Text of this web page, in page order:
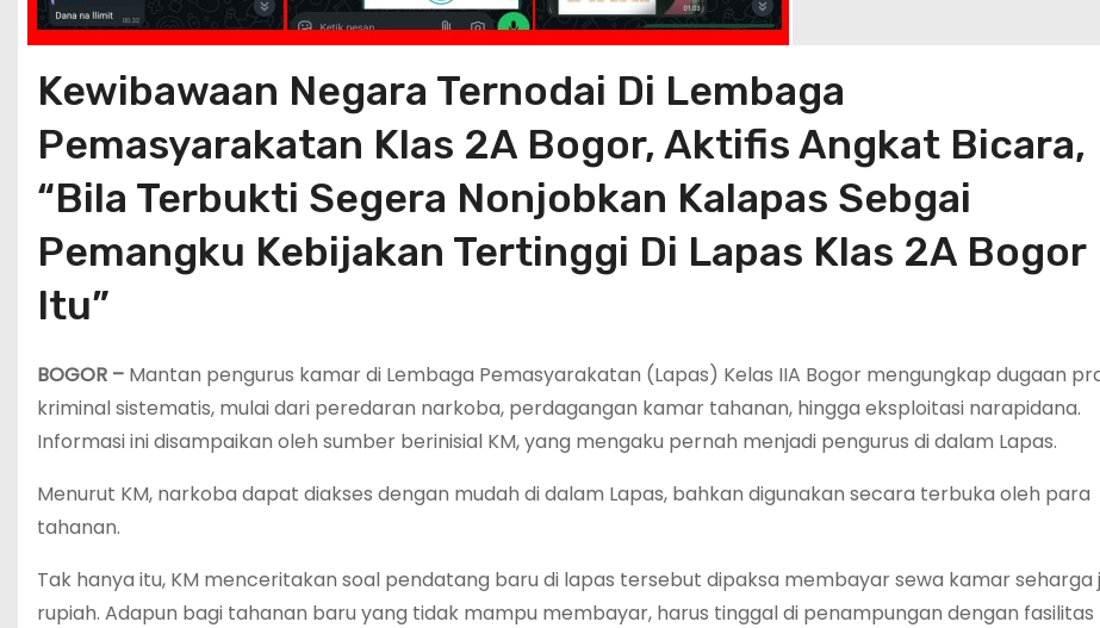
Kewibawaan Negara Ternodai Di Lembaga
Pemasyarakatan Klas 2A Bogor, Aktifis Angkat Bicara,
“Bila Terbukti Segera Nonjobkan Kalapas Sebgai
Pemangku Kebijakan Tertinggi Di Lapas Klas 2A Bogor
Itu”
BOGOR – Mantan pengurus kamar di Lembaga Pemasyarakatan (Lapas) Kelas IIA Bogor mengungkap dugaan
kriminal sistematis, mulai dari peredaran narkoba, perdagangan kamar tahanan, hingga eksploitasi narapidana.
Informasi ini disampaikan oleh sumber berinisial KM, yang mengaku pernah menjadi pengurus di dalam Lapas.
Menurut KM, narkoba dapat diakses dengan mudah di dalam Lapas, bahkan digunakan secara terbuka oleh para
tahanan.
Tak hanya itu, KM menceritakan soal pendatang baru di lapas tersebut dipaksa membayar sewa kamar seharga
rupiah. Adapun bagi tahanan baru yang tidak mampu membayar, harus tinggal di penampungan dengan fasilitas